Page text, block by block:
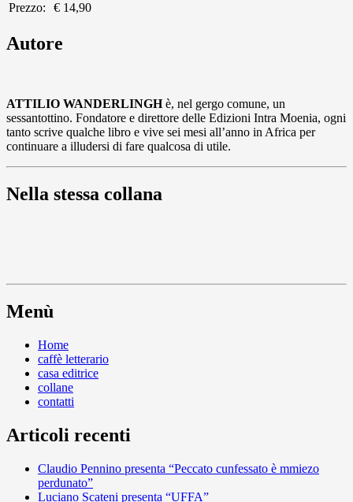
Prezzo:
€ 14,90
Autore
ATTILIO WANDERLINGHè, nel gergo comune, un
sessantottino. Fondatore e direttore delle Edizioni Intra Moenia, ogni
tanto scrive qualche libro e vive sei mesi all’anno in Africa per
continuare a illudersi di fare qualcosa di utile.
Nella stessa collana
Menù
Home
caffè letterario
casa editrice
collane
contatti
Articoli recenti
Claudio Pennino presenta “Peccato cunfessato è mmiezo
perdunato”
Luciano Scateni presenta “UFFA”